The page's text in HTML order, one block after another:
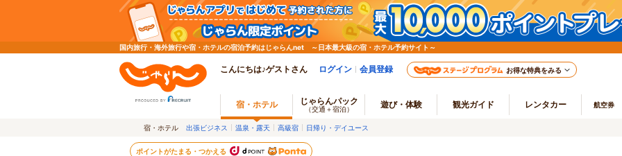
国内旅行・海外旅行や宿・ホテルの宿泊予約はじゃらんnet ～日本最大級の宿・ホテル予約サイト～
こんにちは♪ゲストさん ログイン 会員登録 お得な特典をみる
宿・ホテル じゃらんパック
（交通＋宿泊） 遊び・体験 観光ガイド レンタカー 航空券
宿・ホテル 出張ビジネス 温泉・露天 高級宿 日帰り・デイユース
ポイントがたまる・つかえる